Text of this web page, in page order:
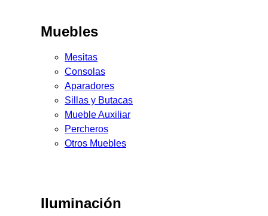
Muebles
Mesitas
Consolas
Aparadores
Sillas y Butacas
Mueble Auxiliar
Percheros
Otros Muebles
Iluminación